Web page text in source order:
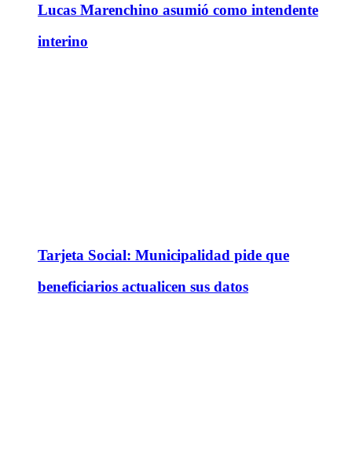
Lucas Marenchino asumió como intendente
interino
Tarjeta Social: Municipalidad pide que
beneficiarios actualicen sus datos